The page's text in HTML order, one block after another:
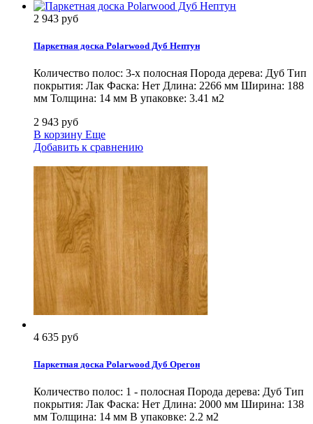
2 943 руб
Паркетная доска Polarwood Дуб Нептун
Количество полос: 3-х полосная Порода дерева: Дуб Тип
покрытия: Лак Фаска: Нет Длина: 2266 мм Ширина: 188
мм Толщина: 14 мм В упаковке: 3.41 м2
2 943 руб
В корзину Еще
Добавить к сравнению
4 635 руб
Паркетная доска Polarwood Дуб Орегон
Количество полос: 1 - полосная Порода дерева: Дуб Тип
покрытия: Лак Фаска: Нет Длина: 2000 мм Ширина: 138
мм Толщина: 14 мм В упаковке: 2.2 м2